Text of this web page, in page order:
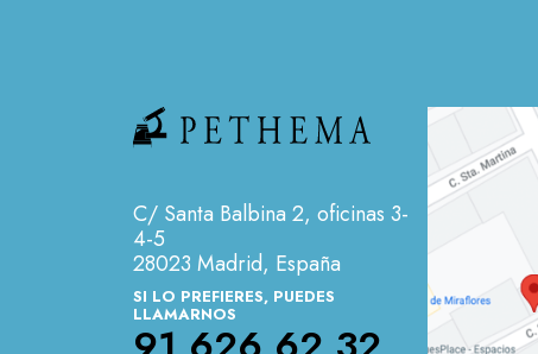
C/ Santa Balbina 2, oficinas 3-
4-5
28023 Madrid, España
SI LO PREFIERES, PUEDES
LLAMARNOS